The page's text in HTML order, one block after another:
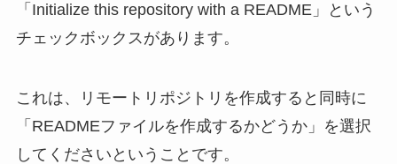
「Initialize this repository with a README」という
チェックボックスがあります。
これは、リモートリポジトリを作成すると同時に
「READMEファイルを作成するかどうか」を選択
してくださいということです。